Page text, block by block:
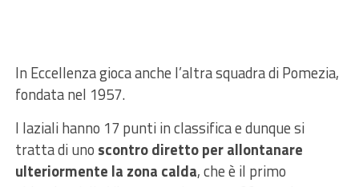
In Eccellenza gioca anche l’altra squadra di Pomezia,
fondata nel 1957.
I laziali hanno 17 punti in classifica e dunque si
tratta di uno scontro diretto per allontanare
ulteriormente la zona calda, che è il primo